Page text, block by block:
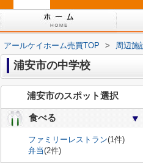
アールケイホーム売買TOP > 周辺施
浦安市の中学校
浦安市のスポット選択
食べる
ファミリーレストラン(1件)
弁当(2件)